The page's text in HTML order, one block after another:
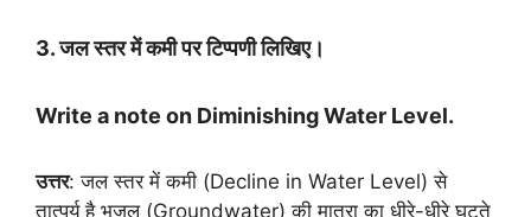
3. जल स्तर में कमी पर टिप्पणी लिखिए।
Write a note on Diminishing Water Level.
उत्तर: जल स्तर में कमी (Decline in Water Level) से
तात्पर्य है भूजल (Groundwater) की मात्रा का धीरे-धीरे घटते